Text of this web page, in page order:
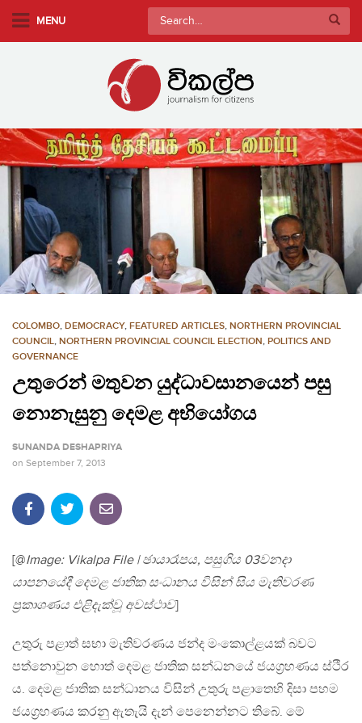
m
a
i
e
MENU
Search
for:
COLOMBO, DEMOCRACY, FEATURED ARTICLES, NORTHERN PROVINCIAL
COUNCIL, NORTHERN PROVINCIAL COUNCIL ELECTION, POLITICS AND
GOVERNANCE
උතුරෙන් මතුවන යුද්ධාවසානයෙන් පසු
නොනැසුනු දෙමළ අභියෝගය
SUNANDA DESHAPRIYA
on September 7, 2013
[@Image: Vikalpa File | ඡායාරෑපය, පසුගිය 03වනදා
යාපනයේදී දෙමළ ජාතික සංධානය විසින් සිය මැතිවරණ
ප්‍රකාශණය එළිදැක්වූ අවස්ථාව]
උතුරු පළාත් සභා මැතිවරණය ජන්ද මංකොල්ළයක් බවට
පත්නොවුන හොත් දෙමළ ජාතික සන්ධනයේ ජයග්‍රහණය ස්ථිර
ය. දෙමළ ජාතික සන්ධානය විසින් උතුරු පළාතෙහි දිසා පහම
ජයග්‍රහණය කරනු ඇතැයි දැන් පෙනෙන්නට තිබේ. මේ